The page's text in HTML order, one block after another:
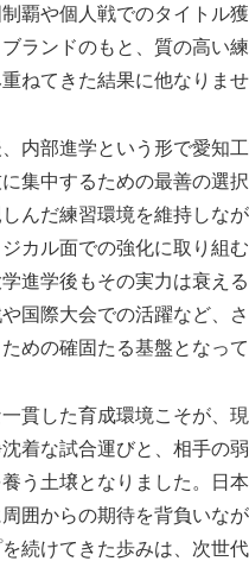
覇や個人戦でのタイトル
ランドのもと、質の高い
ねてきた結果に他なりませ
内部進学という形で愛知
集中するための最善の選
んだ練習環境を維持しな
カル面での強化に取り組
進学後もその実力は衰え
国際大会での活躍など、
めの確固たる基盤となって
貫した育成環境こそが、
着な試合運びと、相手の
う土壌となりました。日
囲からの期待を背負いな
続けてきた歩みは、次世